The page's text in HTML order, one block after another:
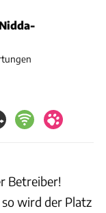
Betreiber!
wird der Platz